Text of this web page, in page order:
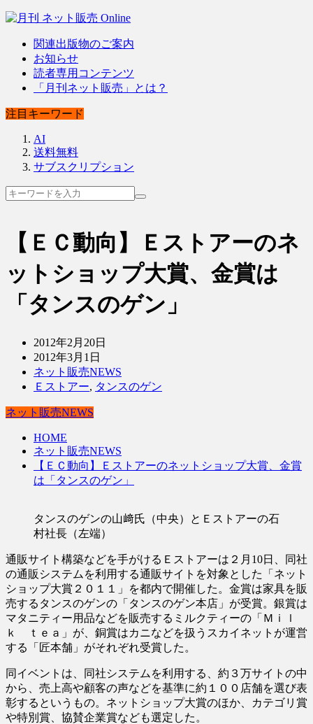
関連出版物のご案内
お知らせ
読者専用コンテンツ
「月刊ネット販売」とは？
注目キーワード
AI
送料無料
サブスクリプション
【ＥＣ動向】Ｅストアーのネ
ットショップ大賞、金賞は
「タンスのゲン」
2012年2月20日
2012年3月1日
ネット販売NEWS
Ｅストアー, タンスのゲン
ネット販売NEWS
HOME
ネット販売NEWS
【ＥＣ動向】Ｅストアーのネットショップ大賞、金賞
は「タンスのゲン」
タンスのゲンの山﨑氏（中央）とＥストアーの石
村社長（左端）
通販サイト構築などを手がけるＥストアーは２月10日、同社
の通販システムを利用する通販サイトを対象とした「ネット
ショップ大賞２０１１」を都内で開催した。金賞は家具を販
売するタンスのゲンの「タンスのゲン本店」が受賞。銀賞は
マタニティー用品などを販売するミルクティーの「Ｍｉｌ
ｋ ｔｅａ」が、銅賞はカニなどを扱うスカイネットが運営
する「匠本舗」がそれぞれ受賞した。
同イベントは、同社システムを利用する、約３万サイトの中
から、売上高や顧客の声などを基準に約１００店舗を選び表
彰するというもの。ネットショップ大賞のほか、カテゴリ賞
や特別賞、協賛企業賞なども選定した。